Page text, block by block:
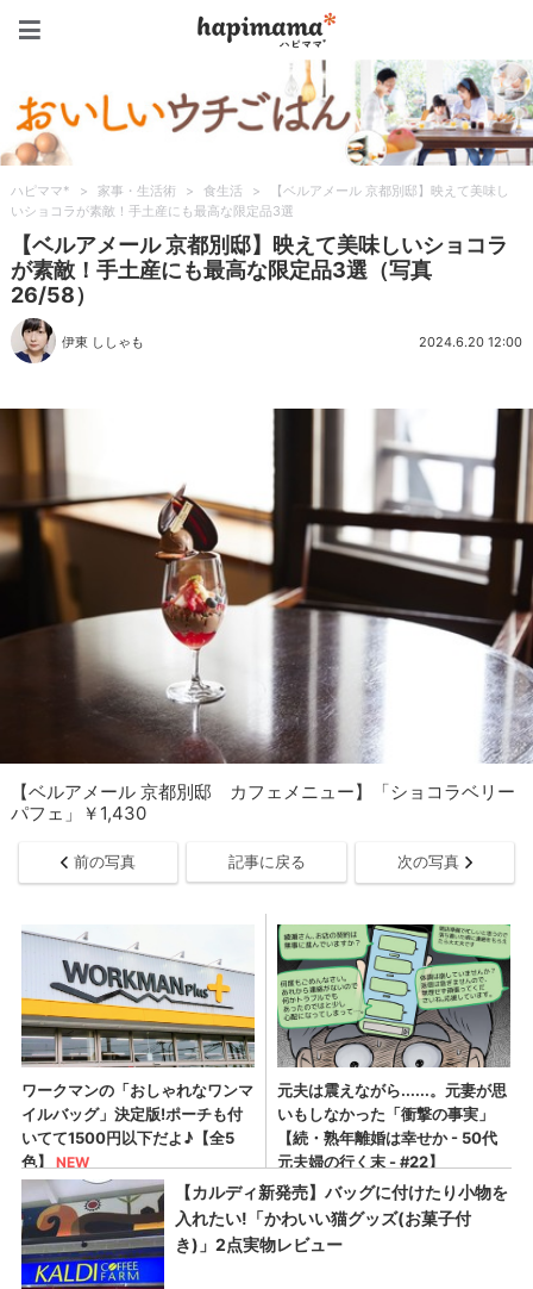
ハピママ* > 家事・生活術 > 食生活 >
【ベルアメール 京都別邸】映えて美味し
いショコラが素敵！手土産にも最高な限定品3選
【ベルアメール 京都別邸】映えて美味しいショコラ
が素敵！手土産にも最高な限定品3選（写真
26/58）
伊東 ししゃも 2024.6.20 12:00
【ベルアメール 京都別邸 カフェメニュー】「ショコラベリー
パフェ」￥1,430
前の写真 記事に戻る 次の写真